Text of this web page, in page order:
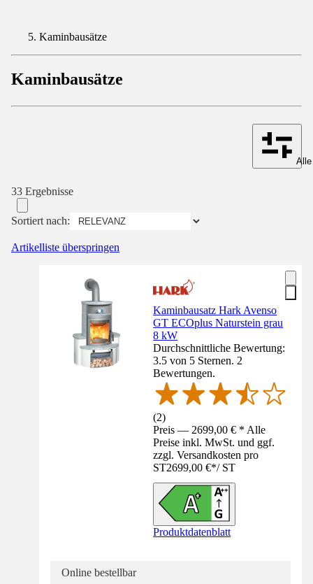
Kaminbausätze
Kaminbausätze
33 Ergebnisse
Sortiert nach:
Artikelliste überspringen
Kaminbausatz Hark Avenso
GT ECOplus Naturstein grau
8 kW
Durchschnittliche Bewertung:
3.5 von 5 Sternen. 2
Bewertungen.
(2)
Preis — 2699,00 € * Alle
Preise inkl. MwSt. und ggf.
zzgl. Versandkosten pro
ST2699,00 €*/ ST
Produktdatenblatt
Online bestellbar